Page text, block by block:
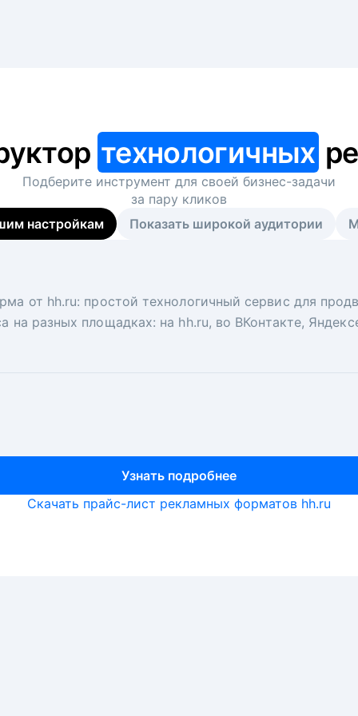
технологичных
Подберите инструмент для своей бизнес-задачи
за пару кликов
настройкам
Показать широкой аудитории
от hh.ru: простой технологичный сервис для
на разных площадках: на hh.ru, во ВКонтакте,
Узнать подробнее
вакансий на главной странице hh.ru.
ключ. Решите, сколько кандидатов и когда вам
рекрутеры и проектные менеджеры hh.ru с
Узнать подробнее
Скачать прайс-лист рекламных форматов hh.ru